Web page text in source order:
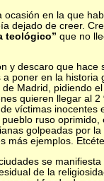
en la que
dejado de creer.
teológico” que no
y descaro que hace
poner en la historia
Madrid, pidiendo el
quieren llegar al
víctimas
ruso
golpeadas por
más ejemplos.
se
de la